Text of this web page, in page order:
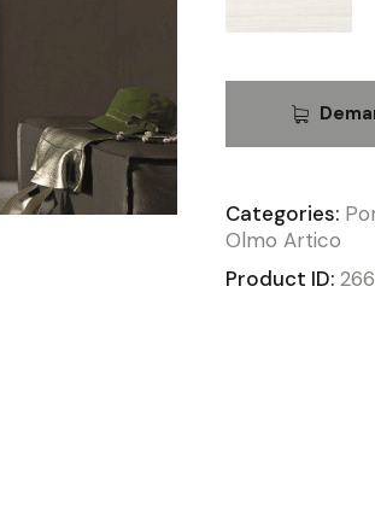
Categories:
Olmo Artico
Product ID: